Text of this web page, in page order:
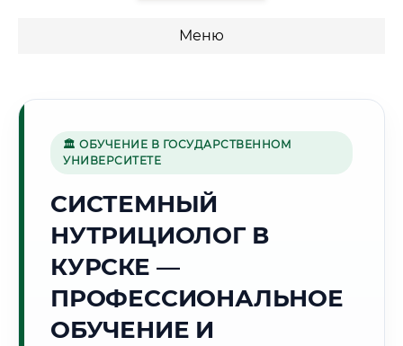
Меню
🌻
Г. КУРСК
Точное местное время:
09:39:55
2026 г.
🏛 ОБУЧЕНИЕ В ГОСУДАРСТВЕННОМ
УНИВЕРСИТЕТЕ
СИСТЕМНЫЙ
НУТРИЦИОЛОГ В
КУРСКЕ —
ПРОФЕССИОНАЛЬНОЕ
ОБУЧЕНИЕ И